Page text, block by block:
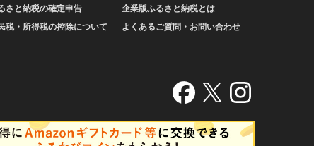
さと納税の確定申告
税・所得税の控除について
企業版ふるさと納税とは
よくあるご質問・お問い合わせ